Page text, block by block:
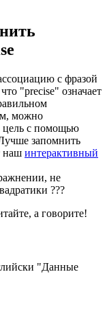
с фразой
"precise" означает
можно
цель с помощью
запомнить
наш интерактивный
не
???
а говорите!
"Данные